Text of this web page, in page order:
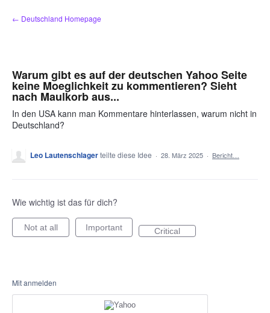
Zum
Inhalt
← Deutschland Homepage
Warum gibt es auf der deutschen Yahoo Seite
keine Moeglichkeit zu kommentieren? Sieht
nach Maulkorb aus...
In den USA kann man Kommentare hinterlassen, warum nicht in
Deutschland?
Leo Lautenschlagerteilte diese Idee · 28. März 2025 · Bericht…
Wie wichtig ist das für dich?
Not at all Important Critical
Mit anmelden